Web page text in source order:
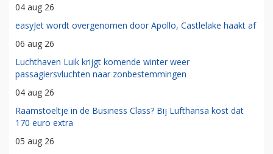
04 aug 26
easyJet wordt overgenomen door Apollo, Castlelake haakt af
06 aug 26
Luchthaven Luik krijgt komende winter weer
passagiersvluchten naar zonbestemmingen
04 aug 26
Raamstoeltje in de Business Class? Bij Lufthansa kost dat
170 euro extra
05 aug 26